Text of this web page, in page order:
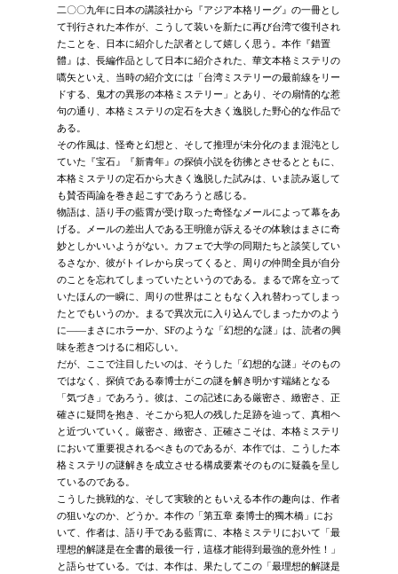
二〇〇九年に日本の講談社から『アジア本格リーグ』の一冊とし
て刊行された本作が、こうして装いを新たに再び台湾で復刊され
たことを、日本に紹介した訳者として嬉しく思う。本作『錯置
體』は、長編作品として日本に紹介された、華文本格ミステリの
嚆矢といえ、当時の紹介文には「台湾ミステリーの最前線をリー
ドする、鬼才の異形の本格ミステリー」とあり、その扇情的な惹
句の通り、本格ミステリの定石を大きく逸脱した野心的な作品で
ある。
その作風は、怪奇と幻想と、そして推理が未分化のまま混沌とし
ていた『宝石』『新青年』の探偵小説を彷彿とさせるとともに、
本格ミステリの定石から大きく逸脱した試みは、いま読み返して
も賛否両論を巻き起こすであろうと感じる。
物語は、語り手の藍霄が受け取った奇怪なメールによって幕をあ
げる。メールの差出人である王明億が訴えるその体験はまさに奇
妙としかいいようがない。カフェで大学の同期たちと談笑してい
るさなか、彼がトイレから戻ってくると、周りの仲間全員が自分
のことを忘れてしまっていたというのである。まるで席を立って
いたほんの一瞬に、周りの世界はこともなく入れ替わってしまっ
たとでもいうのか。まるで異次元に入り込んでしまったかのよう
に――まさにホラーか、SFのような「幻想的な謎」は、読者の興
味を惹きつけるに相応しい。
だが、ここで注目したいのは、そうした「幻想的な謎」そのもの
ではなく、探偵である泰博士がこの謎を解き明かす端緒となる
「気づき」であろう。彼は、この記述にある厳密さ、緻密さ、正
確さに疑問を抱き、そこから犯人の残した足跡を辿って、真相ヘ
と近づいていく。厳密さ、緻密さ、正確さこそは、本格ミステリ
において重要視されるべきものであるが、本作では、こうした本
格ミステリの謎解きを成立させる構成要素そのものに疑義を呈し
ているのである。
こうした挑戦的な、そして実験的ともいえる本作の趣向は、作者
の狙いなのか、どうか。本作の「第五章 秦博士的獨木橋」にお
いて、作者は、語り手である藍霄に、本格ミステリにおいて「最
理想的解謎是在全書的最後一行，這樣才能得到最強的意外性！」
と語らせている。では、本作は、果たしてこの「最理想的解謎是